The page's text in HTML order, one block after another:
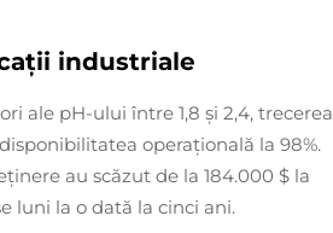
industriale
ale pH-ului între 1,8 și 2,4, trecerea
operațională la 98%.
au scăzut de la 184.000 $ la
luni la o dată la cinci ani.